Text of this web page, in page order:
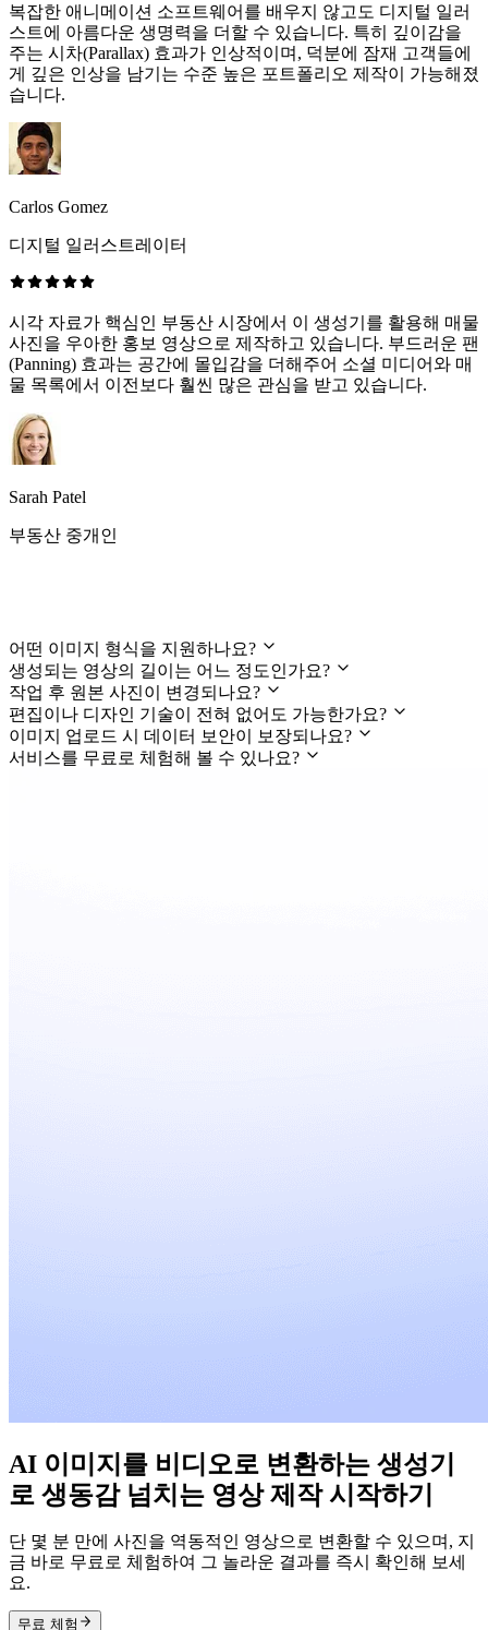
복잡한 애니메이션 소프트웨어를 배우지 않고도 디지털 일러
스트에 아름다운 생명력을 더할 수 있습니다. 특히 깊이감을
주는 시차(Parallax) 효과가 인상적이며, 덕분에 잠재 고객들에
게 깊은 인상을 남기는 수준 높은 포트폴리오 제작이 가능해졌
습니다.
Carlos Gomez
디지털 일러스트레이터
시각 자료가 핵심인 부동산 시장에서 이 생성기를 활용해 매물
사진을 우아한 홍보 영상으로 제작하고 있습니다. 부드러운 팬
(Panning) 효과는 공간에 몰입감을 더해주어 소셜 미디어와 매
물 목록에서 이전보다 훨씬 많은 관심을 받고 있습니다.
Sarah Patel
부동산 중개인
어떤 이미지 형식을 지원하나요?
생성되는 영상의 길이는 어느 정도인가요?
작업 후 원본 사진이 변경되나요?
편집이나 디자인 기술이 전혀 없어도 가능한가요?
이미지 업로드 시 데이터 보안이 보장되나요?
서비스를 무료로 체험해 볼 수 있나요?
AI 이미지를 비디오로 변환하는 생성기
로 생동감 넘치는 영상 제작 시작하기
단 몇 분 만에 사진을 역동적인 영상으로 변환할 수 있으며, 지
금 바로 무료로 체험하여 그 놀라운 결과를 즉시 확인해 보세
요.
무료 체험